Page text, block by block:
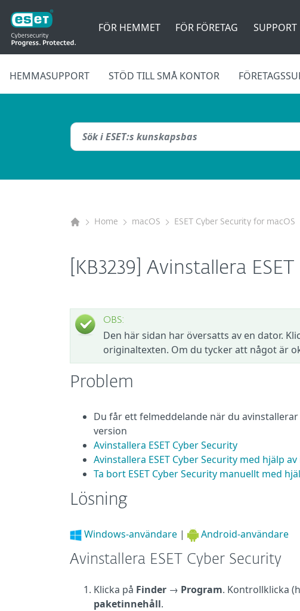
FÖR HEMMET FÖR FÖRETAG SUPPORT
HEMMASUPPORT STÖD TILL SMÅ KONTOR
Home macOS ESET Cyber Security for macOS
[KB3239] Avinstallera
OBS:
Den här sidan har översatts av en dator.
originaltexten. Om du tycker att något är
Problem
Du får ett felmeddelande när du
version
Avinstallera ESET Cyber Security
Avinstallera ESET Cyber Security med hjälp
Ta bort ESET Cyber Security manuellt med
Lösning
Windows-användare | Android-användare
Avinstallera ESET Cyber Security
Klicka på Finder → Program. Kontrollklicka
paketinnehåll.